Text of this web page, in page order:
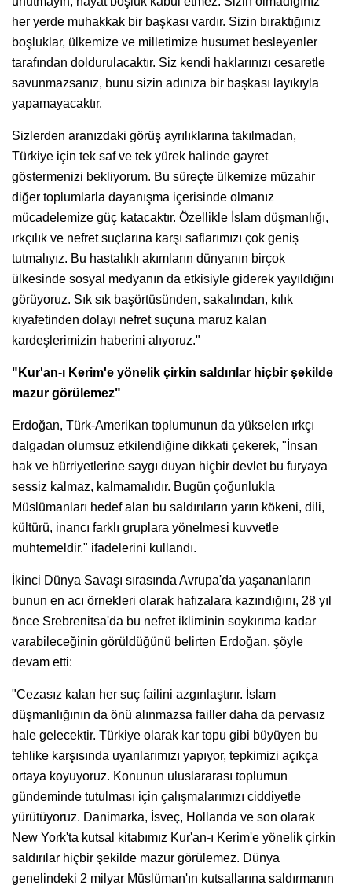
her yerde muhakkak bir başkası vardır. Sizin bıraktığınız
boşluklar, ülkemize ve milletimize husumet besleyenler
tarafından doldurulacaktır. Siz kendi haklarınızı cesaretle
savunmazsanız, bunu sizin adınıza bir başkası layıkıyla
yapamayacaktır.
Sizlerden aranızdaki görüş ayrılıklarına takılmadan,
Türkiye için tek saf ve tek yürek halinde gayret
göstermenizi bekliyorum. Bu süreçte ülkemize müzahir
diğer toplumlarla dayanışma içerisinde olmanız
mücadelemize güç katacaktır. Özellikle İslam düşmanlığı,
ırkçılık ve nefret suçlarına karşı saflarımızı çok geniş
tutmalıyız. Bu hastalıklı akımların dünyanın birçok
ülkesinde sosyal medyanın da etkisiyle giderek yayıldığını
görüyoruz. Sık sık başörtüsünden, sakalından, kılık
kıyafetinden dolayı nefret suçuna maruz kalan
kardeşlerimizin haberini alıyoruz."
"Kur'an-ı Kerim'e yönelik çirkin saldırılar hiçbir şekilde
mazur görülemez"
Erdoğan, Türk-Amerikan toplumunun da yükselen ırkçı
dalgadan olumsuz etkilendiğine dikkati çekerek, "İnsan
hak ve hürriyetlerine saygı duyan hiçbir devlet bu furyaya
sessiz kalmaz, kalmamalıdır. Bugün çoğunlukla
Müslümanları hedef alan bu saldırıların yarın kökeni, dili,
kültürü, inancı farklı gruplara yönelmesi kuvvetle
muhtemeldir." ifadelerini kullandı.
İkinci Dünya Savaşı sırasında Avrupa'da yaşananların
bunun en acı örnekleri olarak hafızalara kazındığını, 28 yıl
önce Srebrenitsa'da bu nefret ikliminin soykırıma kadar
varabileceğinin görüldüğünü belirten Erdoğan, şöyle
devam etti:
"Cezasız kalan her suç failini azgınlaştırır. İslam
düşmanlığının da önü alınmazsa failler daha da pervasız
hale gelecektir. Türkiye olarak kar topu gibi büyüyen bu
tehlike karşısında uyarılarımızı yapıyor, tepkimizi açıkça
ortaya koyuyoruz. Konunun uluslararası toplumun
gündeminde tutulması için çalışmalarımızı ciddiyetle
yürütüyoruz. Danimarka, İsveç, Hollanda ve son olarak
New York'ta kutsal kitabımız Kur'an-ı Kerim'e yönelik çirkin
saldırılar hiçbir şekilde mazur görülemez. Dünya
genelindeki 2 milyar Müslüman'ın kutsallarına saldırmanın